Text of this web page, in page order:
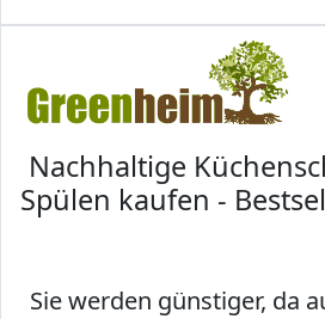
Nachhaltige
Spülen kaufen -
Sie werden günstiger, da